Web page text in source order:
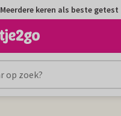
Meerdere keren als beste getest